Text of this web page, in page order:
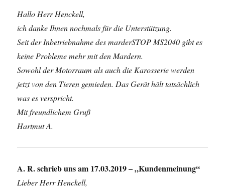
Hallo Herr Henckell,
ich danke Ihnen nochmals für die Unterstützung.
Seit der Inbetriebnahme des marderSTOP MS2040 gibt es
keine Probleme mehr mit den Mardern.
Sowohl der Motorraum als auch die Karosserie werden
jetzt von den Tieren gemieden. Das Gerät hält tatsächlich
was es verspricht.
Mit freundlichem Gruß
Hartmut A.
A. R. schrieb uns am 17.03.2019 – „Kundenmeinung“
Lieber Herr Henckell,